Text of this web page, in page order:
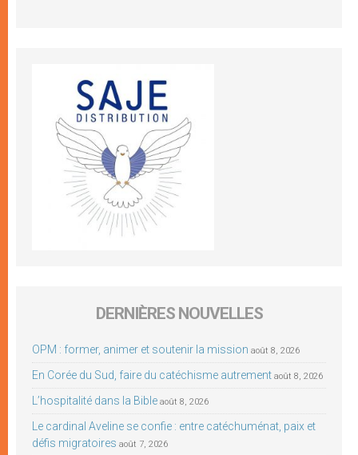
DERNIÈRES NOUVELLES
OPM : former, animer et soutenir la mission août 8, 2026
En Corée du Sud, faire du catéchisme autrement août 8, 2026
L’hospitalité dans la Bible août 8, 2026
Le cardinal Aveline se confie : entre catéchuménat, paix et
défis migratoires août 7, 2026